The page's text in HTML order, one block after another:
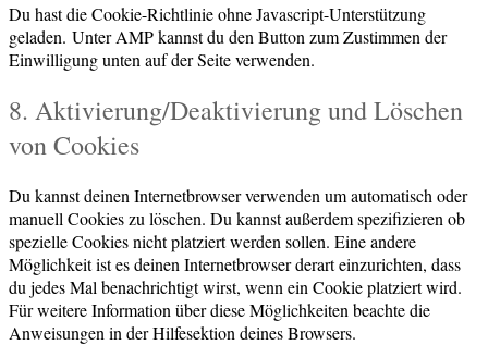
Du hast die Cookie-Richtlinie ohne Javascript-Unterstützung
geladen. Unter AMP kannst du den Button zum Zustimmen der
Einwilligung unten auf der Seite verwenden.
8. Aktivierung/Deaktivierung und Löschen
von Cookies
Du kannst deinen Internetbrowser verwenden um automatisch oder
manuell Cookies zu löschen. Du kannst außerdem spezifizieren ob
spezielle Cookies nicht platziert werden sollen. Eine andere
Möglichkeit ist es deinen Internetbrowser derart einzurichten, dass
du jedes Mal benachrichtigt wirst, wenn ein Cookie platziert wird.
Für weitere Information über diese Möglichkeiten beachte die
Anweisungen in der Hilfesektion deines Browsers.